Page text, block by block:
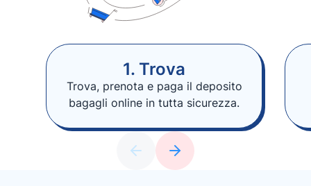
1. Trova
Trova, prenota e paga il deposito
bagagli online in tutta sicurezza.